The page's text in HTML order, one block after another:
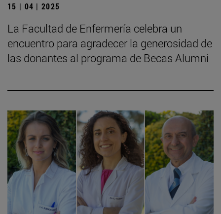
15 | 04 | 2025
La Facultad de Enfermería celebra un
encuentro para agradecer la generosidad de
las donantes al programa de Becas Alumni